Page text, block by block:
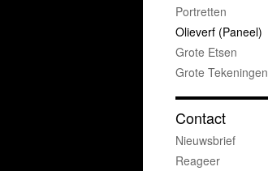
Portretten
Olieverf (paneel)
Grote Etsen
Grote Tekeningen
Contact
Nieuwsbrief
Reageer